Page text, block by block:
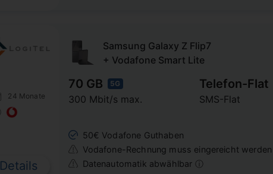
24 Monate
Details
Samsung Galaxy Z Flip7
+ Vodafone Smart Lite
70 GB 5G
300 Mbit/s max.
Telefon-Flat
SMS-Flat
50€ Vodafone Guthaben
Vodafone-Rechnung muss eingereicht werden
Datenautomatik abwählbar ⓘ